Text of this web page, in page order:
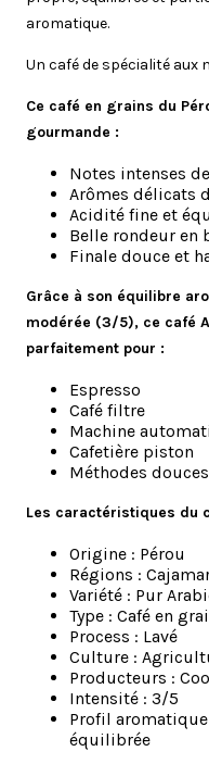
aromatique.
Un café de spécialité aux
Ce café en grains du
gourmande :
Notes intenses
Arômes délicats
Acidité fine et
Belle rondeur en
Finale douce et
Grâce à son équilibre
modérée (3/5), ce café
parfaitement pour :
Espresso
Café filtre
Machine
Cafetière piston
Méthodes
Les caractéristiques du
Origine : Pérou
Régions :
Variété : Pur
Type : Café en
Process : Lavé
Culture :
Producteurs :
Intensité : 3/5
Profil
équilibrée